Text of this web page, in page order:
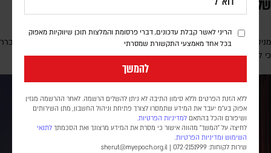
הריני לאשר קבלת עדכונים, דברי פרסומת והמלצות תוכן שיווקיות מאפוק
בכל אחד מאמצעי התקשורת שמסרתי
להמשך
ללא הזנת הפרטים וללא סימון התיבה לא ניתן להשלים הרשמה. לאחר ההרשמה מגזין
אפוק בע״מ יעבד את המידע שתמסרו לצורך פתיחת וניהול החשבון, מתן השירותים
ושיפורם והכל בהתאם למדיניות הפרטיות.
לחיצה על "המשך" מהווה אישור כי מסרת את המידע מרצונך ואת הסכמתך לתנאי
השימוש ומדיניות הפרטיות.
שירות לקוחות: 072-2151999 |
sherut@myepoch.org.il
שלנו
מניסוי חדר הקפה באוניברסיטת ניוקאסל ועד תיאוריית החלונות השבורים: מתברר
כי למרחב הפיזי שסביבנו יש השפעה על ההחלטות המוסריות שאנו מקבלים